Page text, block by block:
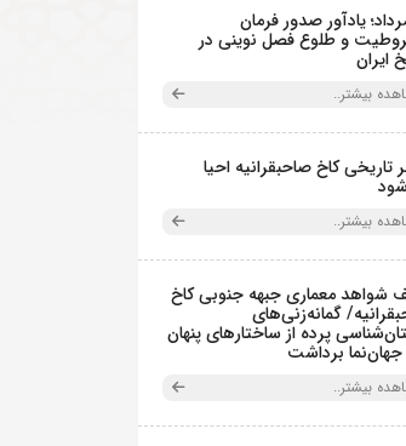
مرداد؛ یادآور صدور فرمان
و طلوع فصل نوینی در
ایران
بیشتر..
تاریخی کاخ صاحبقرانیه احیا
بیشتر..
شواهد معماری جبهه جنوبی کاخ
گمانه‌زنی‌های
پرده از ساختارهای پنهان
جهان‌نما برداشت
بیشتر..